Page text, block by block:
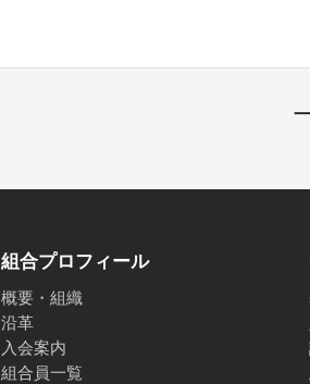
組合プロフィール
概要・組織
沿革
入会案内
組合員一覧